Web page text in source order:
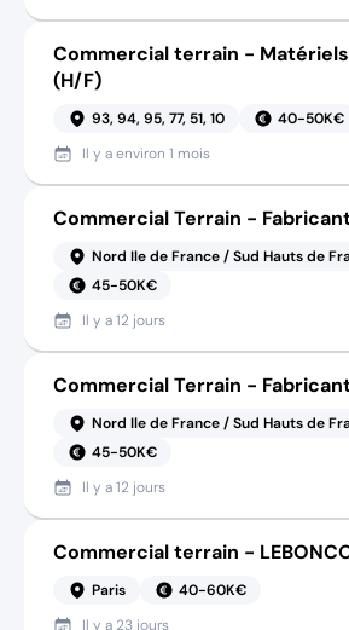
Commercial terrain -
(H/F)
93, 94, 95, 77, 51, 10
40-50K€
Il y aenviron 1 mois
Commercial Terrain -
Nord Ile de France / Sud Hauts de
45-50K€
Il y a12 jours
Commercial Terrain -
Nord Ile de France / Sud Hauts de
45-50K€
Il y a12 jours
Commercial terrain -
Paris
40-60K€
Il y a 23 jours